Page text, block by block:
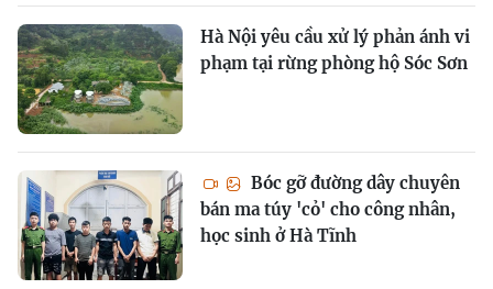
Hà Nội yêu cầu xử lý phản ánh vi
phạm tại rừng phòng hộ Sóc Sơn
Bóc gỡ đường dây chuyên
bán ma túy 'cỏ' cho công nhân,
học sinh ở Hà Tĩnh